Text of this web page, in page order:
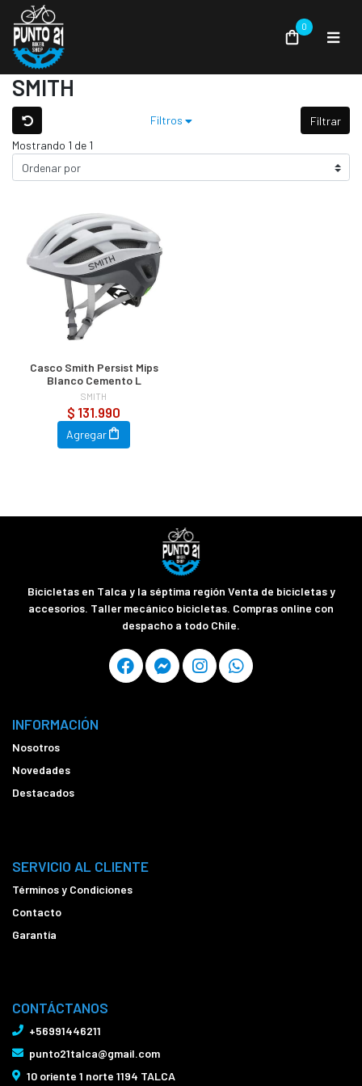
0
SMITH
Filtros
Filtrar
Mostrando 1 de 1
Casco Smith Persist Mips
Blanco Cemento L
SMITH
$ 131.990
Agregar
Bicicletas en Talca y la séptima región Venta de bicicletas y
accesorios. Taller mecánico bicicletas. Compras online con
despacho a todo Chile.
INFORMACIÓN
Nosotros
Novedades
Destacados
SERVICIO AL CLIENTE
Términos y Condiciones
Contacto
Garantía
CONTÁCTANOS
+56991446211
punto21talca@gmail.com
10 oriente 1 norte 1194 TALCA